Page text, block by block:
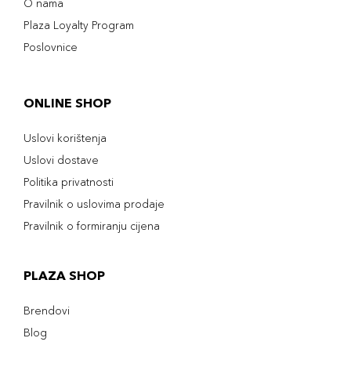
O nama
Plaza Loyalty Program
Poslovnice
ONLINE SHOP
Uslovi korištenja
Uslovi dostave
Politika privatnosti
Pravilnik o uslovima prodaje
Pravilnik o formiranju cijena
PLAZA SHOP
Brendovi
Blog